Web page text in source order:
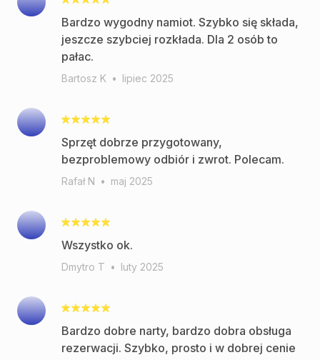
Bardzo wygodny namiot. Szybko się składa,
jeszcze szybciej rozkłada. Dla 2 osób to
pałac.
Bartosz K • lipiec 2025
Sprzęt dobrze przygotowany,
bezproblemowy odbiór i zwrot. Polecam.
Rafał N • maj 2025
Wszystko ok.
Dmytro T • luty 2025
Bardzo dobre narty, bardzo dobra obsługa
rezerwacji. Szybko, prosto i w dobrej cenie